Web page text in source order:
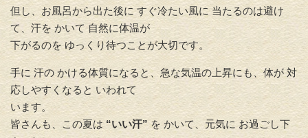
但し、お風呂から出た後に すぐ冷たい風に 当たるのは避け
て、汗を かいて 自然に体温が
下がるのを ゆっくり待つことが大切です。
手に 汗の かける体質になると、急な気温の上昇にも、体が 対
応しやすくなると いわれて
います。
皆さんも、この夏は “いい汗”を かいて、元気に お過ごし下